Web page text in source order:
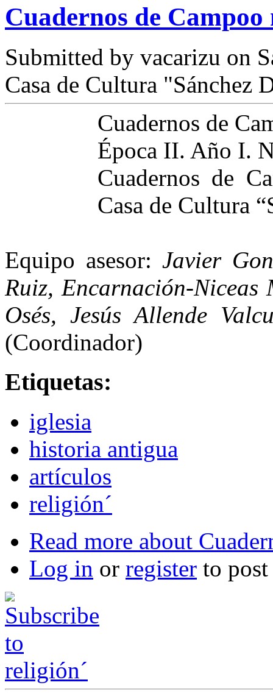
Cuadernos de Campoo
Submitted by vacarizu on
Casa de Cultura "Sánchez
Cuadernos de
Época II. Año I.
Cuadernos de
Casa de Cultura
Equipo asesor:Javier
Ruiz, Encarnación-Niceas
Osés, Jesús Allende
(Coordinador)
Etiquetas:
iglesia
historia antigua
artículos
religión´
Read more about
Log in or register to